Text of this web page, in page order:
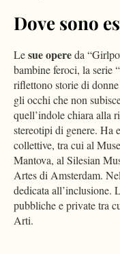
Dove sono
Lesue opereda
bambine feroci, la serie
riflettono storie di
gli occhi che non
quell’indole chiara alla
stereotipi di genere. Ha
collettive, tra cui al
Mantova, al Silesian
Artes di Amsterdam.
dedicata all’inclusione.
pubbliche e private tra
Arti.